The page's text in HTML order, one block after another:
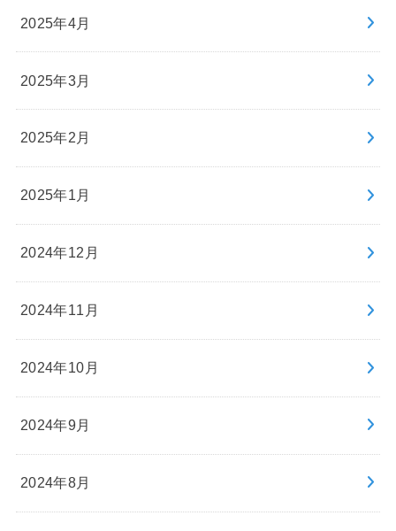
2025年4月
2025年3月
2025年2月
2025年1月
2024年12月
2024年11月
2024年10月
2024年9月
2024年8月